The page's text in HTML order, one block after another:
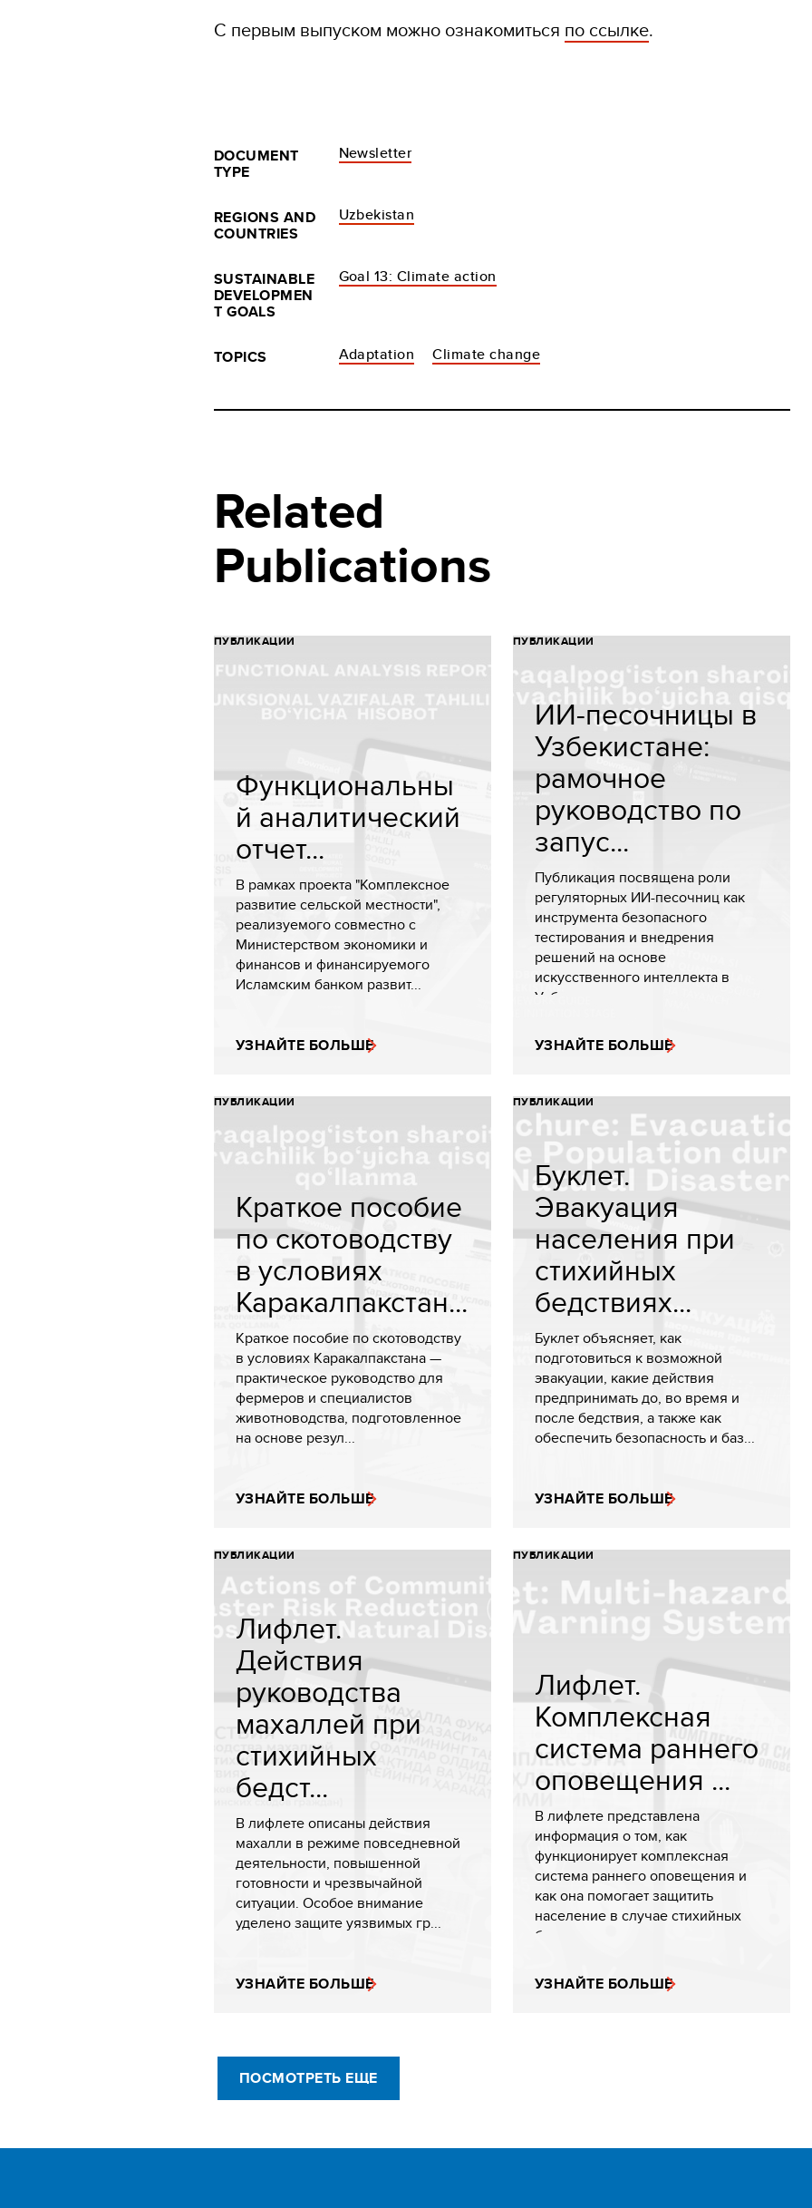
С первым выпуском можно ознакомиться по ссылке.
DOCUMENT
TYPE
Newsletter
REGIONS AND
COUNTRIES
Uzbekistan
SUSTAINABLE
DEVELOPMEN
T GOALS
Goal 13: Climate action
TOPICS Adaptation Climate change
Related
Publications
ПУБЛИКАЦИИ
Функциональны
й аналитический
отчет...
В рамках проекта "Комплексное
развитие сельской местности",
реализуемого совместно с
Министерством экономики и
финансов и финансируемого
Исламским банком развит...
УЗНАЙТЕ БОЛЬШЕ
ПУБЛИКАЦИИ
ИИ-песочницы в
Узбекистане:
рамочное
руководство по
запус...
Публикация посвящена роли
регуляторных ИИ-песочниц как
инструмента безопасного
тестирования и внедрения
решений на основе
искусственного интеллекта в
Узбекистан...
УЗНАЙТЕ БОЛЬШЕ
ПУБЛИКАЦИИ
Краткое пособие
по скотоводству
в условиях
Каракалпакстан...
Краткое пособие по скотоводству
в условиях Каракалпакстана —
практическое руководство для
фермеров и специалистов
животноводства, подготовленное
на основе резул...
УЗНАЙТЕ БОЛЬШЕ
ПУБЛИКАЦИИ
Буклет.
Эвакуация
населения при
стихийных
бедствиях...
Буклет объясняет, как
подготовиться к возможной
эвакуации, какие действия
предпринимать до, во время и
после бедствия, а также как
обеспечить безопасность и баз...
УЗНАЙТЕ БОЛЬШЕ
ПУБЛИКАЦИИ
Лифлет.
Действия
руководства
махаллей при
стихийных
бедст...
В лифлете описаны действия
махалли в режиме повседневной
деятельности, повышенной
готовности и чрезвычайной
ситуации. Особое внимание
уделено защите уязвимых гр...
УЗНАЙТЕ БОЛЬШЕ
ПУБЛИКАЦИИ
Лифлет.
Комплексная
система раннего
оповещения ...
В лифлете представлена
информация о том, как
функционирует комплексная
система раннего оповещения и
как она помогает защитить
население в случае стихийных
бедст...
УЗНАЙТЕ БОЛЬШЕ
ПОСМОТРЕТЬ ЕЩЕ